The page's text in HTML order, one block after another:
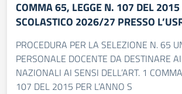
COMMA 65, LEGGE N. 107 DEL 2015
SCOLASTICO 2026/27 PRESSO
PROCEDURA PER LA SELEZIONE N. 65
PERSONALE DOCENTE DA DESTINARE
NAZIONALI AI SENSI DELL’ART. 1
107 DEL 2015 PER L’ANNO S